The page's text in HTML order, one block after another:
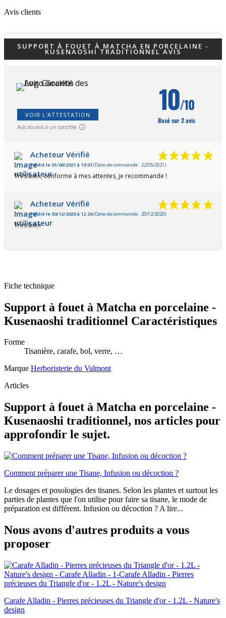
Avis clients
SUPPORT À FOUET À MATCHA EN PORCELAINE -
KUSENAOSHI TRADITIONNEL AVIS
VOIR L'ATTESTATION
Avis soumis à un contrôle
10/10
Basé sur 2 avis
Acheteur Vérifié
Publié le 01/06/2021 à 19:01 (Date de commande : 22/05/2021)
Très bien, conforme à mes attentes, je recommande !
Acheteur Vérifié
Publié le 30/12/2020 à 12:26(Date de commande : 20/12/2020)
Tres bien
Fiche technique
Support à fouet à Matcha en porcelaine -
Kusenaoshi traditionnel Caractéristiques
Forme
Tisanière, carafe, bol, verre, …
Marque Herboristerie du Valmont
Articles
Support à fouet à Matcha en porcelaine -
Kusenaoshi traditionnel, nos articles pour
approfondir le sujet.
Comment préparer une Tisane, Infusion ou décoction ?
Le dosages et posologies des tisanes. Selon les plantes et surtout les
parties de plantes que l'on utilise pour faire sa tisane, le mode de
préparation est différent. Infusion ou décoction ? A lire...
Nous avons d'autres produits a vous
proposer
Carafe Alladin - Pierres précieuses du Triangle d'or - 1.2L - Nature's
design